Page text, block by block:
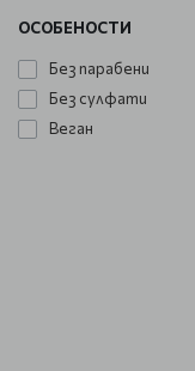
ОСОБЕНОСТИ
Без парабени
Без сулфати
Веган